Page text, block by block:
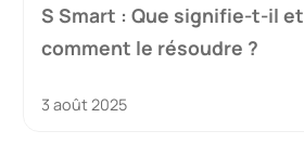
S Smart : Que signifie-t-il et
comment le résoudre ?
3 août 2025